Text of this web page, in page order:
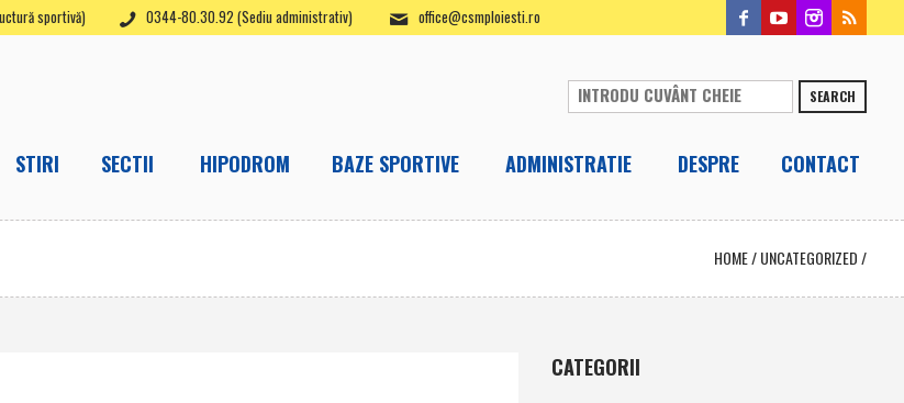
sportivă) 0344-80.30.92 (Sediu administrativ) office@csmploiesti.ro
SEARCH
STIRI SECTII HIPODROM BAZE SPORTIVE ADMINISTRATIE DESPRE CONTACT
HOME/UNCATEGORIZED /
CATEGORII